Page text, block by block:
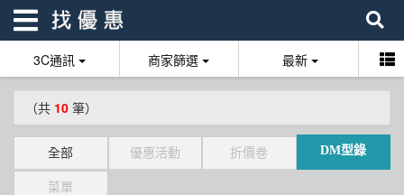
（共 10 筆）
全部 優惠活動 折價卷 DM型錄
菜單
3C通訊 商家篩選 最新
找優惠
首頁
優惠活動